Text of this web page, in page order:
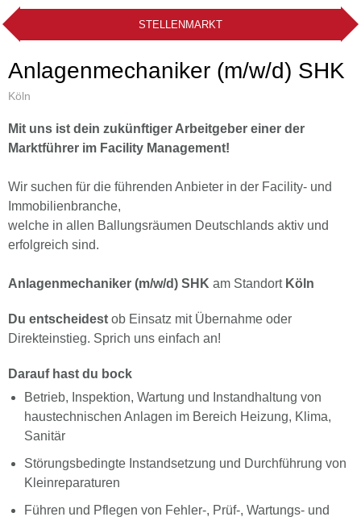
STELLENMARKT
Anlagenmechaniker (m/w/d) SHK
Köln
Mit uns ist dein zukünftiger Arbeitgeber einer der
Marktführer im Facility Management!
Wir suchen für die führenden Anbieter in der Facility- und
Immobilienbranche,
welche in allen Ballungsräumen Deutschlands aktiv und
erfolgreich sind.
Anlagenmechaniker (m/w/d) SHK am Standort Köln
Du entscheidest ob Einsatz mit Übernahme oder
Direkteinstieg. Sprich uns einfach an!
Darauf hast du bock
Betrieb, Inspektion, Wartung und Instandhaltung von
haustechnischen Anlagen im Bereich Heizung, Klima,
Sanitär
Störungsbedingte Instandsetzung und Durchführung von
Kleinreparaturen
Führen und Pflegen von Fehler-, Prüf-, Wartungs- und